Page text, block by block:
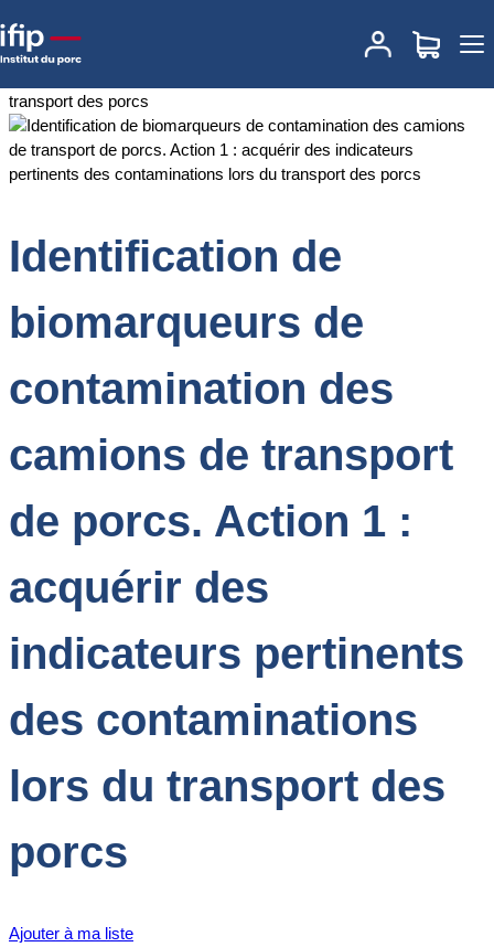
Accueil
Identification de biomarqueurs de
contamination des camions de transport de porcs. Action 1 :
transport des porcs
Identification de
biomarqueurs de
contamination des
camions de transport
de porcs. Action 1 :
acquérir des
indicateurs pertinents
des contaminations
lors du transport des
porcs
Ajouter à ma liste